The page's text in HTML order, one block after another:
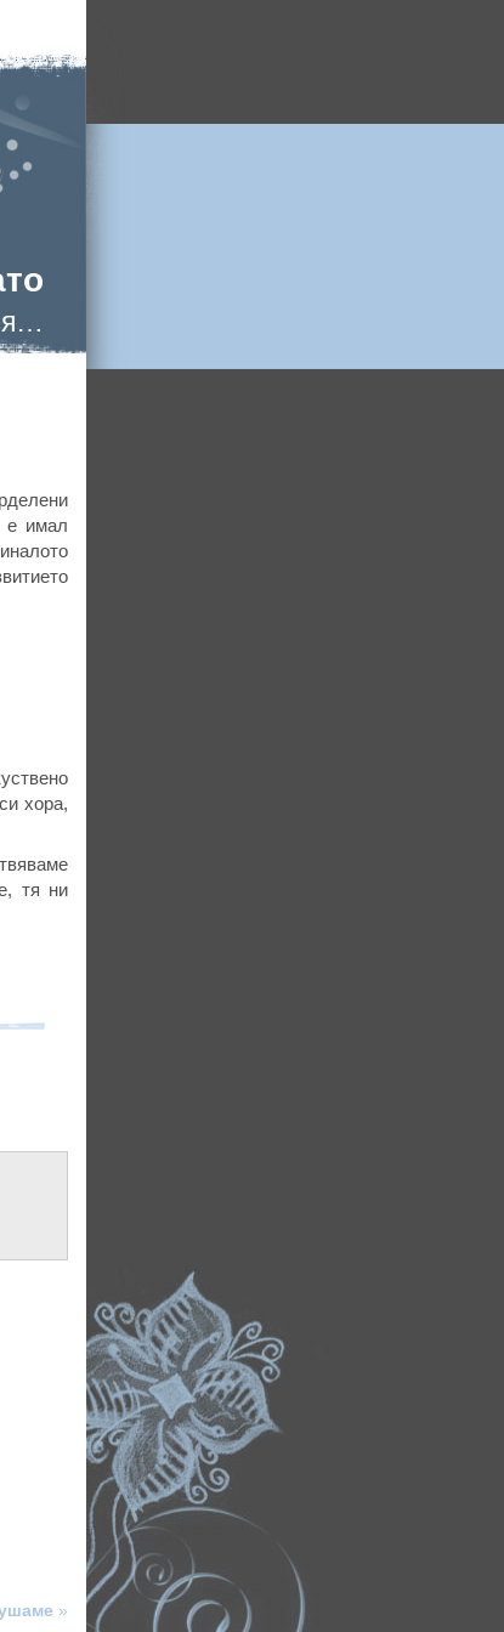
е имал
хора,
тя ни
»